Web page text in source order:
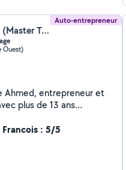
Auto-entrepreneur
Ahmed Al-Sharafi (Master Tech)
Ouest)
plus de 13 ans
par les solutions
pour
et professionnels.
Francois : 5/5